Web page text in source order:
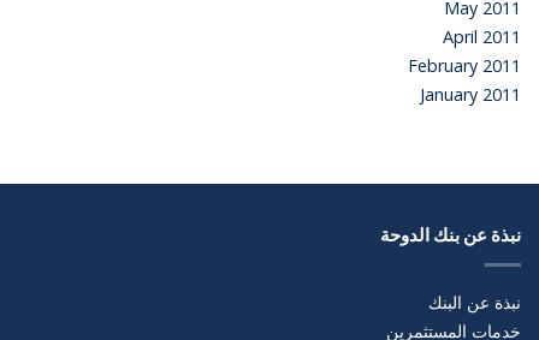
May 2011
April 2011
February 2011
January 2011
نبذة عن بنك الدوحة
نبذة عن البنك
خدمات المستثمرين